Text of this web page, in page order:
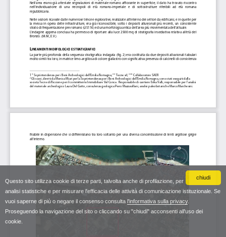
chiudi
Questo sito utilizza cookie di terze parti, talvolta anche di profilazione, per
analisi statistiche e per misurare l'efficacia delle attività di comunicazione istituzionale. Se
vuoi saperne di più o negare il consenso consulta l'informativa sulla privacy.
Proseguendo la navigazione del sito o cliccando su "chiudi" acconsenti all'uso dei
cookie.